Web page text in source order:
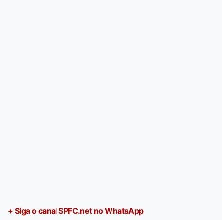
+ Siga o canal SPFC.net no WhatsApp